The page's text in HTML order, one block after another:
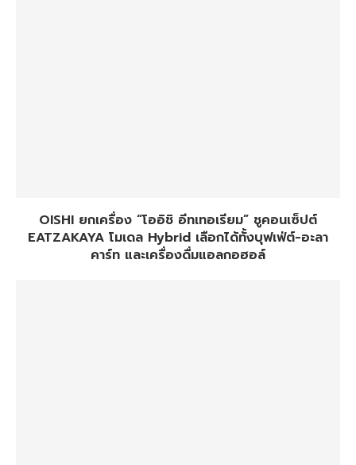
OISHI ยกเครื่อง “โออิชิ อีทเทอเรียม” ชูคอนเซ็ปต์
EATZAKAYA โมเดล Hybrid เลือกได้ทั้งบุฟเฟ่ต์​-อะลา
คาร์ท และเครื่องดื่มแอลกอฮอล์